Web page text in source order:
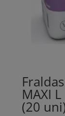
MAXI L
(20